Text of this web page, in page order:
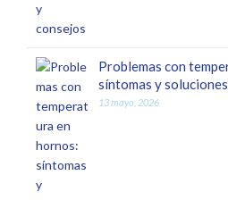
Problemas con
síntomas y soluciones
13 mayo, 2026